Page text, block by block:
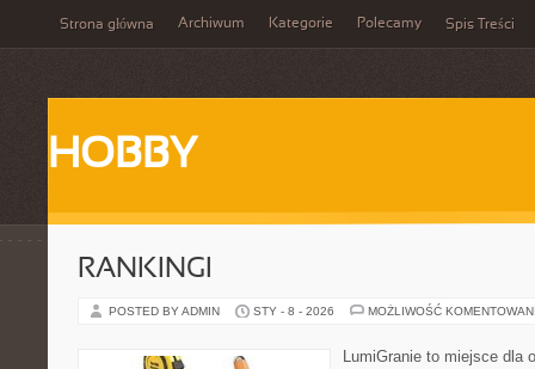
Strona główna Archiwum Kategorie Polecamy Spis Treści
HOBBY
RANKINGI
POSTED BY ADMIN STY - 8 - 2026 MOŻLIWOŚĆ
LumiGranie to miejsce dla